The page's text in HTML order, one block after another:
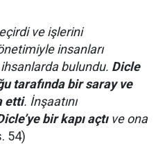
ve işlerini
insanları
bulundu. Dicle
tarafında bir saray ve
etti. İnşaatını
bir kapı açtıve ona
54)